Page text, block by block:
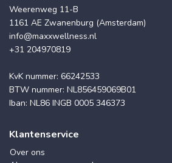
Weerenweg 11-B
1161 AE Zwanenburg (Amsterdam)
info@maxxwellness.nl
+31 204970819
KvK nummer: 66242533
BTW nummer: NL856459069B01
Iban: NL86 INGB 0005 346373
Klantenservice
Over ons